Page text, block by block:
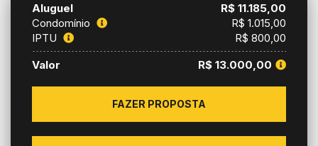
Aluguel
R$ 11.185,00
Condomínio
R$ 1.015,00
IPTU
R$ 800,00
Valor
R$ 13.000,00
FAZER PROPOSTA